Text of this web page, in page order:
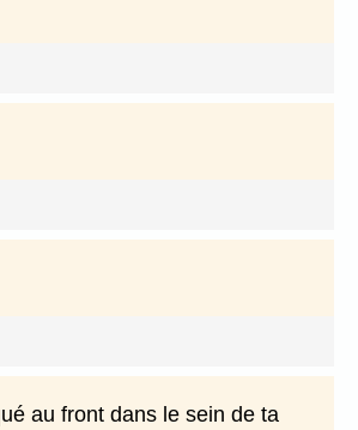
au front dans le sein de ta